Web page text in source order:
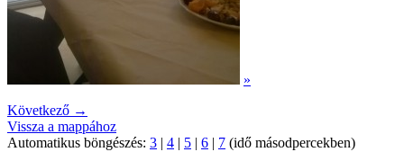
»
Következő →
Vissza a mappához
Automatikus böngészés: 3 | 4 | 5 | 6 | 7 (idő másodpercekben)